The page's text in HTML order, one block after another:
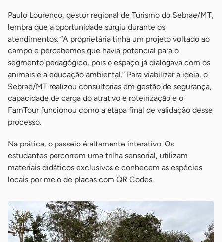
Paulo Lourenço, gestor regional de Turismo do Sebrae/MT,
lembra que a oportunidade surgiu durante os
atendimentos. “A proprietária tinha um projeto voltado ao
campo e percebemos que havia potencial para o
segmento pedagógico, pois o espaço já dialogava com os
animais e a educação ambiental.” Para viabilizar a ideia, o
Sebrae/MT realizou consultorias em gestão de segurança,
capacidade de carga do atrativo e roteirização e o
FamTour funcionou como a etapa final de validação desse
processo.
Na prática, o passeio é altamente interativo. Os
estudantes percorrem uma trilha sensorial, utilizam
materiais didáticos exclusivos e conhecem as espécies
locais por meio de placas com QR Codes.